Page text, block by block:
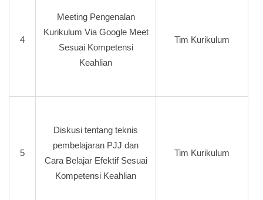
4
Meeting Pengenalan
Kurikulum Via Google Meet
Sesuai Kompetensi
Keahlian
Tim Kurikulum
5
Diskusi tentang teknis
pembelajaran PJJ dan
Cara Belajar Efektif Sesuai
Kompetensi Keahlian
Tim Kurikulum